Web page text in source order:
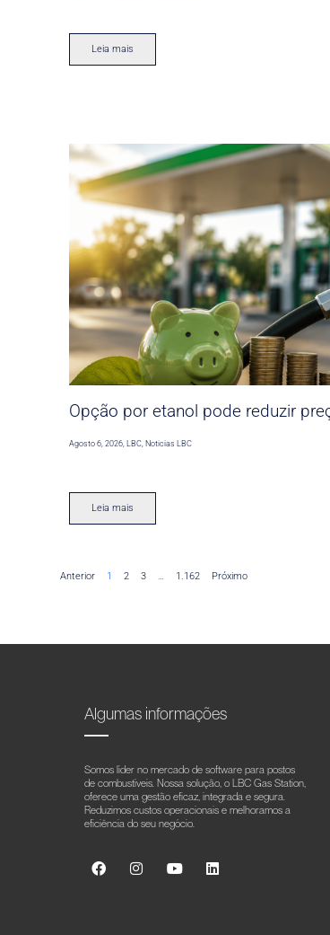
Leia mais
Opção por etanol pode reduzir
Agosto 6, 2026 ,LBC Noticias LBC
Leia mais
Anterior 1 2 3 … 1.162 Próximo
Algumas informações
Somos líder no mercado de software para postos
de combustíveis. Nossa solução, o LBC Gas Station,
oferece uma gestão eficaz, integrada e segura.
Reduzimos custos operacionais e melhoramos a
eficiência do seu negócio.